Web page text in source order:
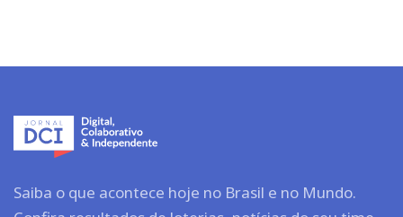
Saiba o que acontece hoje no Brasil e no Mundo.